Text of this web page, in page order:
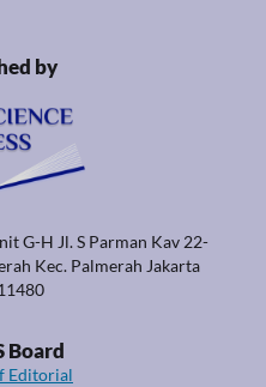
by
G-H Jl. S Parman Kav 22-
Kec. Palmerah Jakarta
Board
Editorial